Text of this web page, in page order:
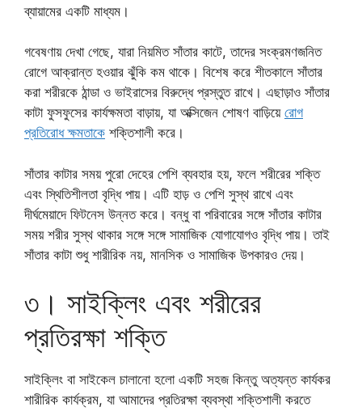
ব্যায়ামের একটি মাধ্যম।
গবেষণায় দেখা গেছে, যারা নিয়মিত সাঁতার কাটে, তাদের সংক্রমণজনিত
রোগে আক্রান্ত হওয়ার ঝুঁকি কম থাকে। বিশেষ করে শীতকালে সাঁতার
করা শরীরকে ঠান্ডা ও ভাইরাসের বিরুদ্ধে প্রস্তুত রাখে। এছাড়াও সাঁতার
কাটা ফুসফুসের কার্যক্ষমতা বাড়ায়, যা অক্সিজেন শোষণ বাড়িয়ে রোগ
প্রতিরোধ ক্ষমতাকে শক্তিশালী করে।
সাঁতার কাটার সময় পুরো দেহের পেশি ব্যবহার হয়, ফলে শরীরের শক্তি
এবং স্থিতিশীলতা বৃদ্ধি পায়। এটি হাড় ও পেশি সুস্থ রাখে এবং
দীর্ঘমেয়াদে ফিটনেস উন্নত করে। বন্ধু বা পরিবারের সঙ্গে সাঁতার কাটার
সময় শরীর সুস্থ থাকার সঙ্গে সঙ্গে সামাজিক যোগাযোগও বৃদ্ধি পায়। তাই
সাঁতার কাটা শুধু শারীরিক নয়, মানসিক ও সামাজিক উপকারও দেয়।
৩। সাইক্লিং এবং শরীরের
প্রতিরক্ষা শক্তি
সাইক্লিং বা সাইকেল চালানো হলো একটি সহজ কিন্তু অত্যন্ত কার্যকর
শারীরিক কার্যক্রম, যা আমাদের প্রতিরক্ষা ব্যবস্থা শক্তিশালী করতে